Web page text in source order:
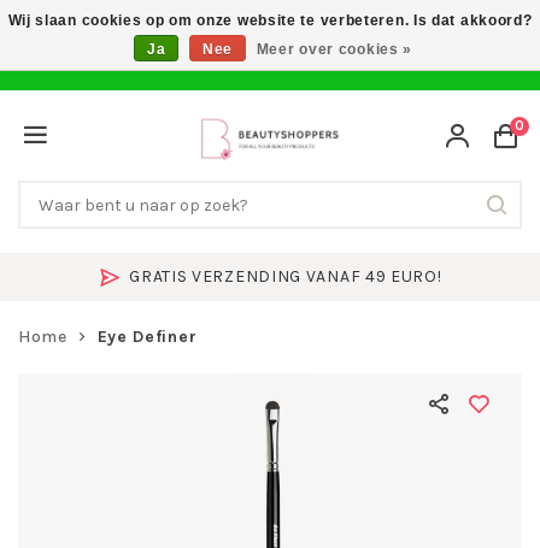
GRATIS VERZENDING VANAF 49 EURO!
0
Home Eye Definer
Wij slaan cookies op om onze website te verbeteren. Is dat akkoord?
Ja
Nee Meer over cookies »